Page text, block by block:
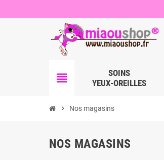
view_headline
SOINS
YEUX-OREILLES
chevron_right Nos magasins
NOS MAGASINS